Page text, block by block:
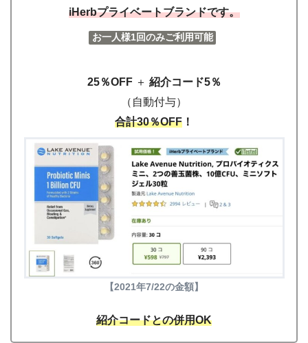
iHerbプライベートブランドです。
お一人様1回のみご利用可能
25％OFF＋ 紹介コード5％
（自動付与）
合計30％OFF ！
【2021年7/22の金額】
紹介コードとの併用OK